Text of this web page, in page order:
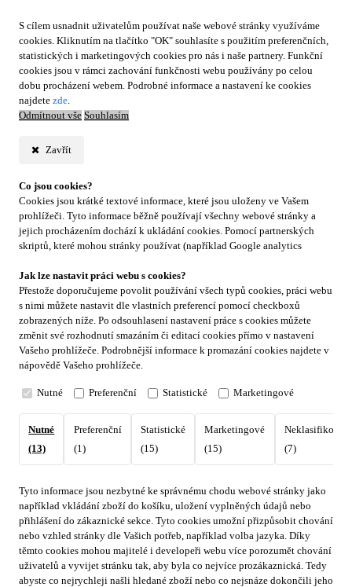
S cílem usnadnit uživatelům používat naše webové stránky využíváme
cookies. Kliknutím na tlačítko "OK" souhlasíte s použitím preferenčních,
statistických i marketingových cookies pro nás i naše partnery. Funkční
cookies jsou v rámci zachování funkčnosti webu používány po celou
dobu procházení webem. Podrobné informace a nastavení ke cookies
najdete zde.
Odmítnout vše Souhlasím
Zavřít
Co jsou cookies?
Cookies jsou krátké textové informace, které jsou uloženy ve Vašem
prohlížeči. Tyto informace běžně používají všechny webové stránky a
jejich procházením dochází k ukládání cookies. Pomocí partnerských
skriptů, které mohou stránky používat (například Google analytics
Jak lze nastavit práci webu s cookies?
Přestože doporučujeme povolit používání všech typů cookies, práci webu
s nimi můžete nastavit dle vlastních preferencí pomocí checkboxů
zobrazených níže. Po odsouhlasení nastavení práce s cookies můžete
změnit své rozhodnutí smazáním či editací cookies přímo v nastavení
Vašeho prohlížeče. Podrobnější informace k promazání cookies najdete v
nápovědě Vašeho prohlížeče.
Nutné Preferenční Statistické Marketingové
Nutné
(13)
Preferenční
(1)
Statistické
(15)
Marketingové
(15)
(7)
Tyto informace jsou nezbytné ke správnému chodu webové stránky jako
například vkládání zboží do košíku, uložení vyplněných údajů nebo
přihlášení do zákaznické sekce. Tyto cookies umožní přizpůsobit chování
nebo vzhled stránky dle Vašich potřeb, například volba jazyka. Díky
těmto cookies mohou majitelé i developeři webu více porozumět chování
uživatelů a vyvijet stránku tak, aby byla co nejvíce prozákaznická. Tedy
abyste co nejrychleji našli hledané zboží nebo co nejsnáze dokončili jeho